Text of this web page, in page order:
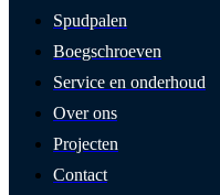
Spudpalen
Boegschroeven
Service en onderhoud
Over ons
Projecten
Contact